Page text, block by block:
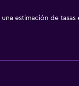
estimación de